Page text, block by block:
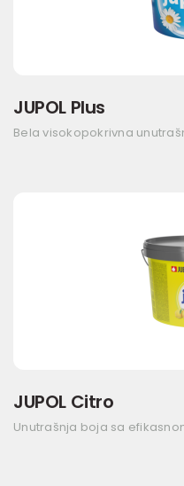
JUPOL Plus
Bela visokopokrivna
JUPOL Citro
Unutrašnja boja sa